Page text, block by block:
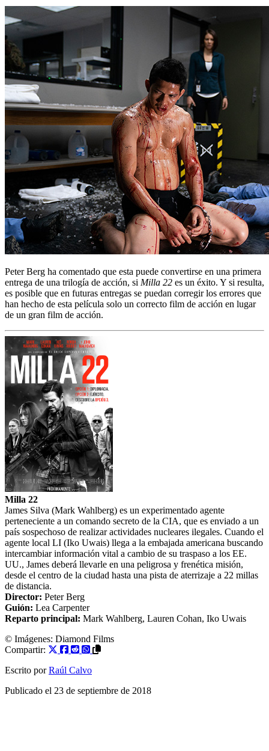
Peter Berg ha comentado que esta puede convertirse en una primera
entrega de una trilogía de acción, si Milla 22 es un éxito. Y si resulta,
es posible que en futuras entregas se puedan corregir los errores que
han hecho de esta película solo un correcto film de acción en lugar
de un gran film de acción.
Milla 22
James Silva (Mark Wahlberg) es un experimentado agente
perteneciente a un comando secreto de la CIA, que es enviado a un
país sospechoso de realizar actividades nucleares ilegales. Cuando el
agente local LI (Iko Uwais) llega a la embajada americana buscando
intercambiar información vital a cambio de su traspaso a los EE.
UU., James deberá llevarle en una peligrosa y frenética misión,
desde el centro de la ciudad hasta una pista de aterrizaje a 22 millas
de distancia.
Director: Peter Berg
Guión: Lea Carpenter
Reparto principal: Mark Wahlberg, Lauren Cohan, Iko Uwais
© Imágenes: Diamond Films
Compartir:
Escrito por Raúl Calvo
Publicado el 23 de septiembre de 2018